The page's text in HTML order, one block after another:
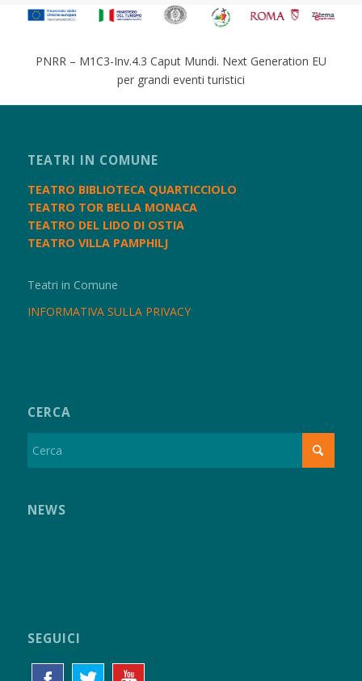
PNRR – M1C3-Inv.4.3 Caput Mundi. Next Generation EU
per grandi eventi turistici
TEATRI IN COMUNE
TEATRO BIBLIOTECA QUARTICCIOLO
TEATRO TOR BELLA MONACA
TEATRO DEL LIDO DI OSTIA
TEATRO VILLA PAMPHILJ
Teatri in Comune
INFORMATIVA SULLA PRIVACY
CERCA
NEWS
SEGUICI